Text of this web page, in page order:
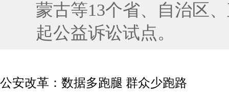
蒙古等13个省、自治区
起公益诉讼试点。
公安改革：数据多跑腿 群众少跑路